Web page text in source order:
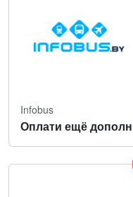
Infobus
Оплати ещё